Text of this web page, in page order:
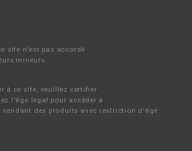
site n'est pas accordé
mineurs
à ce site, veuillez certifier
l'âge légal pour accéder à
vendant des produits avec restriction d'âge.
ULTRALOCAL "LES
20,00 € TTC
ULTRA LOCAL "Les Hautes-
muid a déguster entre 16 et 18° en